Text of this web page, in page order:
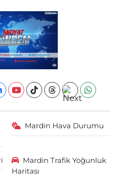
Mardin Hava Durumu
Mardin Trafik Yoğunluk
Haritası